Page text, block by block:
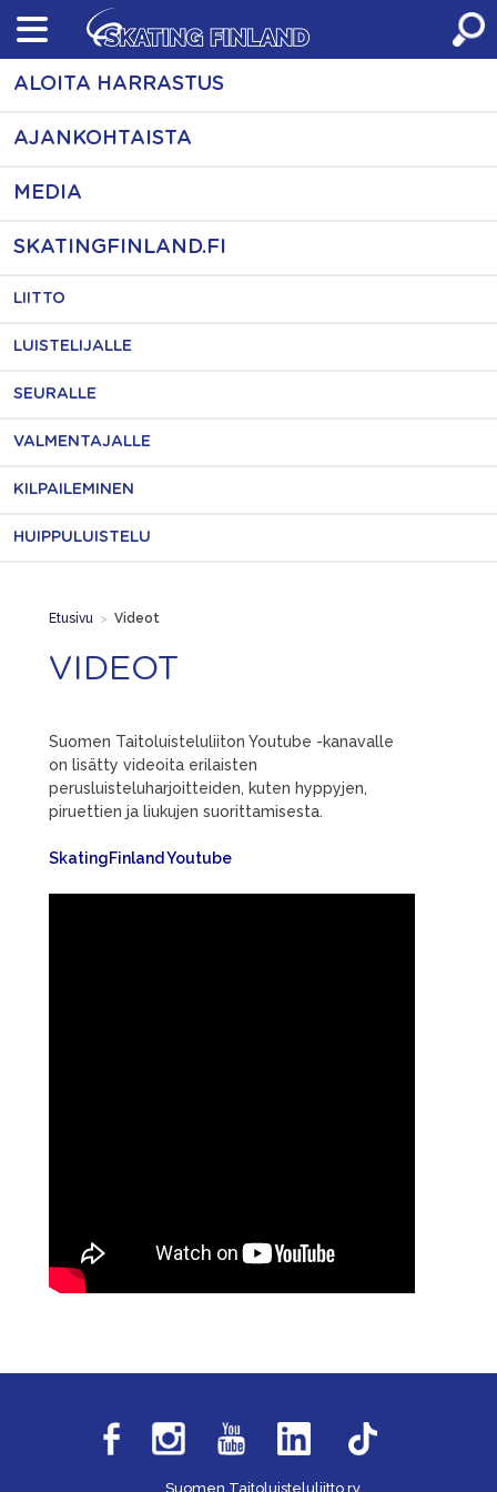
Skip
content
ALOITA HARRASTUS
AJANKOHTAISTA
MEDIA
SKATINGFINLAND.FI
LIITTO
LUISTELIJALLE
SEURALLE
VALMENTAJALLE
KILPAILEMINEN
HUIPPULUISTELU
Etusivu > Videot
VIDEOT
Suomen Taitoluisteluliiton Youtube -kanavalle
on lisätty videoita erilaisten
perusluisteluharjoitteiden, kuten hyppyjen,
piruettien ja liukujen suorittamisesta.
SkatingFinland Youtube
Suomen Taitoluisteluliitto ry